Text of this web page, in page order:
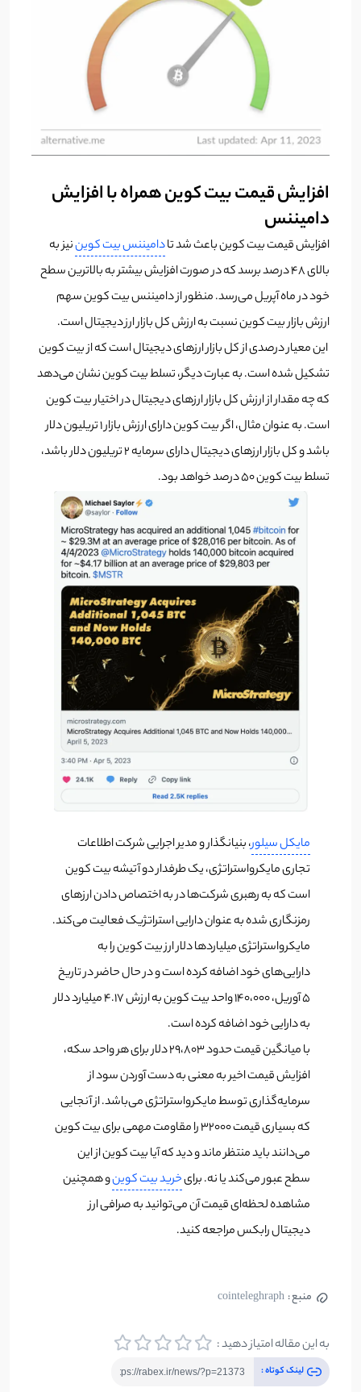
افزایش قیمت بیت کوین همراه با افزایش
دامیننس
افزایش قیمت بیت کوین باعث شد تادامیننس بیت کویننیز به
بالای ۴۸ درصد برسد که در صورت افزایش بیشتر به بالاترین سطح
خود در ماه آپریل می‌رسد. منظور از دامیننس بیت کوین سهم
ارزش بازار بیت کوین نسبت به ارزش کل بازار ارز دیجیتال است.
این معیار درصدی از کل بازار ارزهای دیجیتال است که از بیت کوین
تشکیل شده است. به عبارت دیگر، تسلط بیت کوین نشان می‌دهد
که چه مقدار از ارزش کل بازار ارزهای دیجیتال در اختیار بیت کوین
است. به عنوان مثال، اگر بیت کوین دارای ارزش بازار 1 تریلیون دلار
باشد و کل بازار ارزهای دیجیتال دارای سرمایه 2 تریلیون دلار باشد،
تسلط بیت کوین 50 درصد خواهد بود.
مایکل سیلور، بنیانگذار و مدیر اجرایی شرکت اطلاعات
تجاری مایکرواستراتژی، یک طرفدار دو آتیشه بیت کوین
است که به رهبری شرکت‌ها در به اختصاص دادن ارزهای
رمزنگاری شده به عنوان دارایی استراتژیک فعالیت می‌کند.
مایکرواستراتژی میلیاردها دلار ارز بیت کوین را به
دارایی‌های خود اضافه کرده است و در حال حاضر در تاریخ
۵ آوریل، ۱۴۰،۰۰۰ واحد بیت کوین به ارزش ۴.۱۷ میلیارد دلار
به دارایی خود اضافه کرده است.
با میانگین قیمت حدود ۲۹،۸۰۳ دلار برای هر واحد سکه،
افزایش قیمت اخیر به معنی به دست آوردن سود از
سرمایه‌گذاری توسط مایکرواستراتژی می‌باشد. از آنجایی
که بسیاری قیمت 32000 را مقاومت مهمی برای بیت کوین
می‌دانند باید منتظر ماند و دید که آیا بیت کوین از این
سطح عبور می‌کند یا نه. برایخرید بیت کوینو همچنین
مشاهده لحظه‌ای قیمت آن می‌توانید به صرافی ارز
دیجیتال رابکس مراجعه کنید.
منبع : cointeleghraph
به این مقاله امتیاز دهید :
لینک کوتاه :